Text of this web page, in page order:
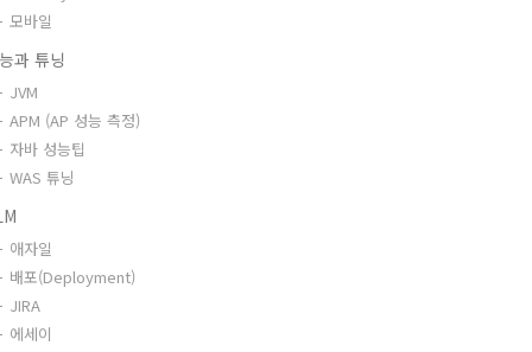
모바일
과 튜닝
JVM
APM (AP 성능 측정)
자바 성능팁
WAS 튜닝
애자일
배포(Deployment)
JIRA
에세이